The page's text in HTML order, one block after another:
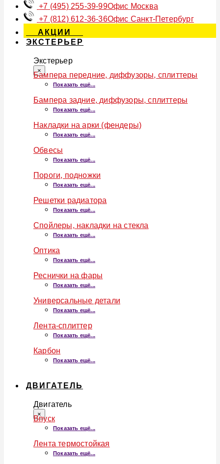
+7 (495) 255-39-99Офис Москва
+7 (812) 612-36-36Офис Санкт-Петербург
АКЦИИ
ЭКСТЕРЬЕР
Экстерьер
×
Бампера передние, диффузоры, сплиттеры
Показать ещё...
Бампера задние, диффузоры, сплиттеры
Показать ещё...
Накладки на арки (фендеры)
Показать ещё...
Обвесы
Показать ещё...
Пороги, подножки
Показать ещё...
Решетки радиатора
Показать ещё...
Спойлеры, накладки на стекла
Показать ещё...
Оптика
Показать ещё...
Реснички на фары
Показать ещё...
Универсальные детали
Показать ещё...
Лента-сплиттер
Показать ещё...
Карбон
Показать ещё...
ДВИГАТЕЛЬ
Двигатель
×
Впуск
Показать ещё...
Лента термостойкая
Показать ещё...